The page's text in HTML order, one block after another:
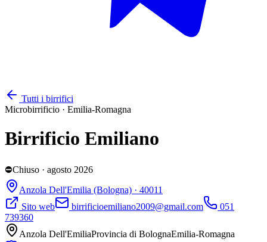
Tutti i birrifici
Microbirrificio · Emilia-Romagna
Birrificio Emiliano
⛔Chiuso · agosto 2026
Anzola Dell'Emilia (Bologna) · 40011
Sito web
birrificioemiliano2009@gmail.com
051
739360
Anzola Dell'EmiliaProvincia di BolognaEmilia-Romagna